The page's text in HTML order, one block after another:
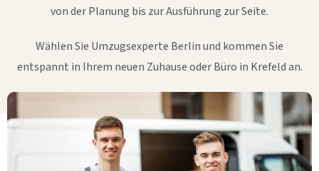
von der Planung bis zur Ausführung zur Seite.
Wählen Sie Umzugsexperte Berlin und kommen Sie
entspannt in Ihrem neuen Zuhause oder Büro in Krefeld an.